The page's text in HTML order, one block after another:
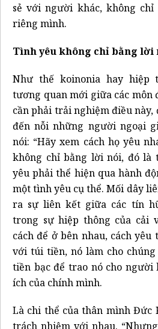
sẻ với người khác, không
riêng mình.
Tình yêu không chỉ bằng lời
Như thế koinonia hay hiệp
tương quan mới giữa các môn
cần phải trải nghiệm điều này,
đến nỗi những người ngoại
nói: “Hãy xem cách họ yêu
không chỉ bằng lời nói, đó là
yêu phải thể hiện qua hành
một tình yêu cụ thể. Mối dây
ra sự liên kết giữa các tín
trong sự hiệp thông của cải
cách để ở bên nhau, cách
với túi tiền, nó làm cho
tiền bạc để trao nó cho
ích của chính mình.
Là chi thể của thân mình Đức
trách nhiệm với nhau.